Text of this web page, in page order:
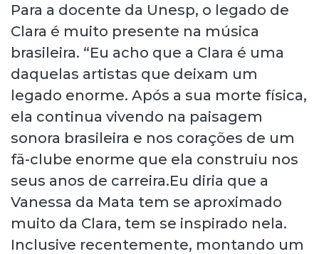
Para a docente da Unesp, o legado de
Clara é muito presente na música
brasileira. “Eu acho que a Clara é uma
daquelas artistas que deixam um
legado enorme. Após a sua morte física,
ela continua vivendo na paisagem
sonora brasileira e nos corações de um
fã-clube enorme que ela construiu nos
seus anos de carreira.Eu diria que a
Vanessa da Mata tem se aproximado
muito da Clara, tem se inspirado nela.
Inclusive recentemente, montando um